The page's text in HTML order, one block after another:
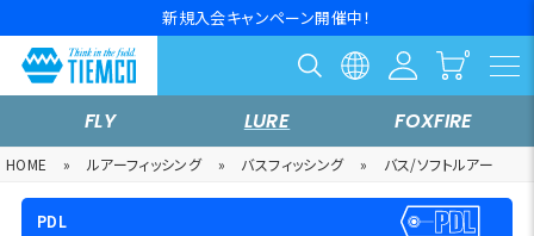
新規入会キャンペーン開催中！
FLY LURE FOXFIRE
HOME » ルアーフィッシング » バスフィッシング » バス/ソフトルアー
PDL